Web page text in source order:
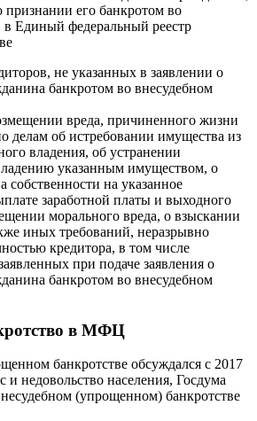
признании его банкротом во
в Единый федеральный реестр
не указанных в заявлении о
банкротом во внесудебном
вреда, причиненного жизни
делам об истребовании имущества из
владения, об устранении
указанным имуществом, о
собственности на указанное
заработной платы и выходного
морального вреда, о взыскании
иных требований, неразрывно
кредитора, в том числе
при подаче заявления о
банкротом во внесудебном
в МФЦ
банкротстве обсуждался с 2017
и недовольство населения, Госдума
(упрощенном) банкротстве